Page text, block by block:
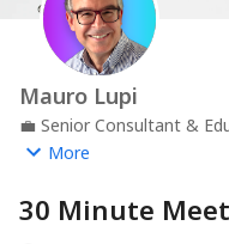
Mauro Lupi
💼 Senior Consultant &
Alecsandria Comunicazione
More
30 Minute